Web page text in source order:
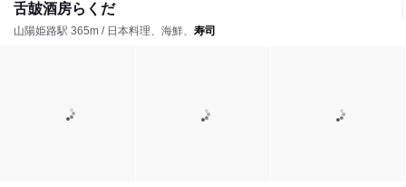
舌皷酒房らくだ
山陽姫路駅 365m / 日本料理、海鮮、 寿司